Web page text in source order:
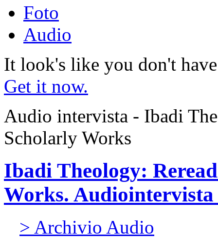
Foto
Audio
It look's like you don't
Get it now.
Audio intervista - Ibadi
Scholarly Works
Ibadi Theology:
Works.
> Archivio Audio